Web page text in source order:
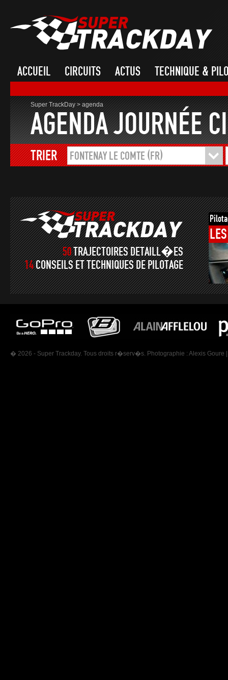
ACCUEIL CIRCUITS ACTUS TECHNIQUE &
Super TrackDay>agenda
AGENDA JOURNÉE
TRIER FONTENAY LE COMTE (FR)
50TRAJECTOIRES DETAILL�ES
14CONSEILS ET TECHNIQUES DE PILOTAGE
LES
� 2026 - Super Trackday. Tous droits r�serv�s. Photographie : Alexis Goure